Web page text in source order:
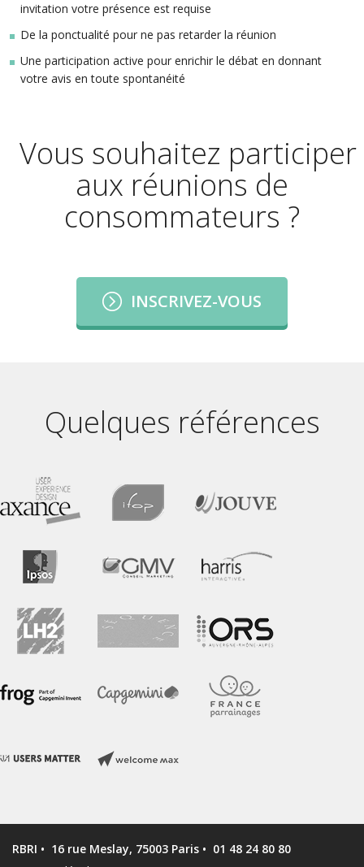
invitation votre présence est requise
De la ponctualité pour ne pas retarder la réunion
Une participation active pour enrichir le débat en donnant
votre avis en toute spontanéité
Vous souhaitez participer
aux réunions de
consommateurs ?
INSCRIVEZ-VOUS
Quelques références
RBRI • 16 rue Meslay, 75003 Paris • 01 48 24 80 80